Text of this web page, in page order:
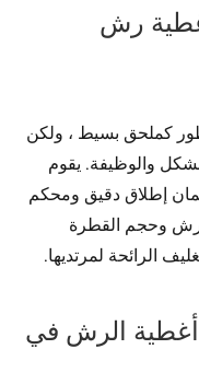
رش
كملحق بسيط ، ولكن
والوظيفة. يقوم
إطلاق دقيق ومحكم
وحجم القطرة
الرائحة لمرتديها.
أغطية الرش في